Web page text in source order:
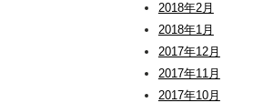
2018年2月
2018年1月
2017年12月
2017年11月
2017年10月